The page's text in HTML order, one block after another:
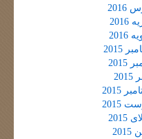
2015
2015
2015